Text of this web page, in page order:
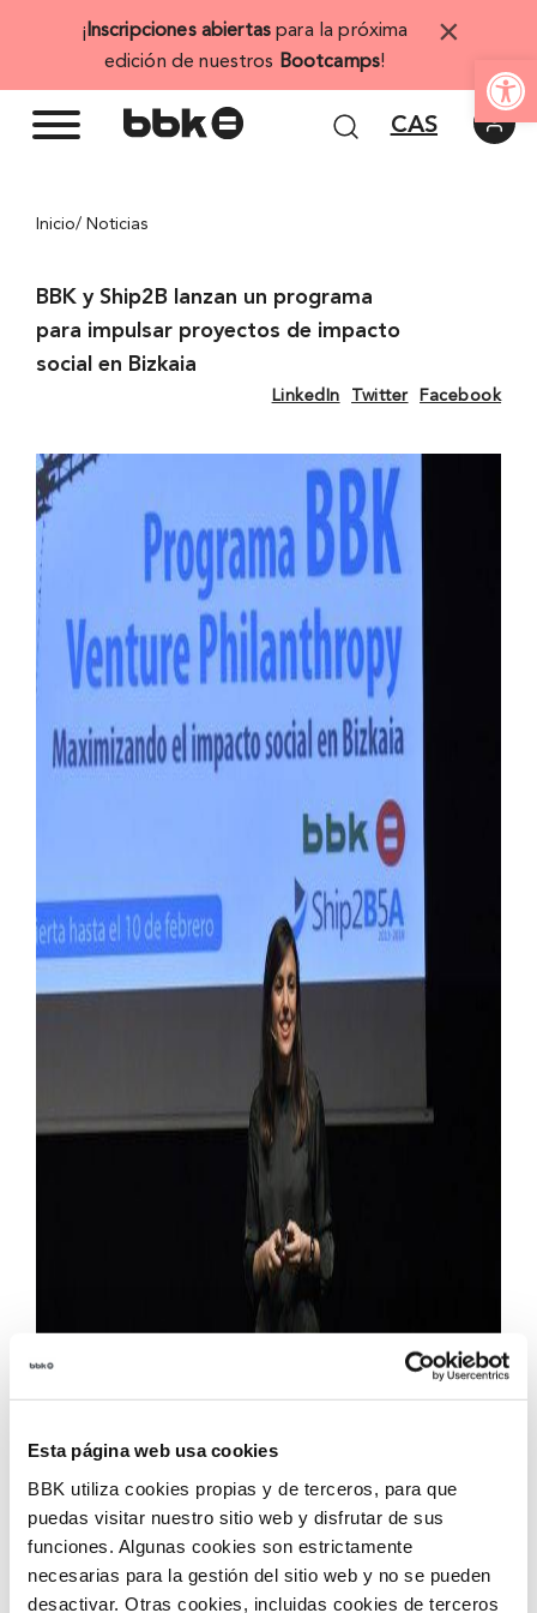
Abrir
Esta página web usa cookies
BBK utiliza cookies propias y de terceros, para que
puedas visitar nuestro sitio web y disfrutar de sus
funciones. Algunas cookies son estrictamente
necesarias para la gestión del sitio web y no se pueden
desactivar. Otras cookies, incluidas cookies de terceros
¡ Inscripciones abiertas para la próxima
edición de nuestros Bootcamps!
×
CAS
Inicio/ Noticias
BBK y Ship2B lanzan un programa
para impulsar proyectos de impacto
social en Bizkaia
LinkedIn Twitter Facebook
9 de enero de 2019
BBK y Ship2B, entidad sin ánimo de lucro que invierte
y acelera start-ups de impacto social con sede en
Barcelona, se unen para lanzar el Programa BBK